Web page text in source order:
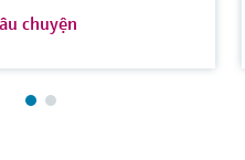
chuyện